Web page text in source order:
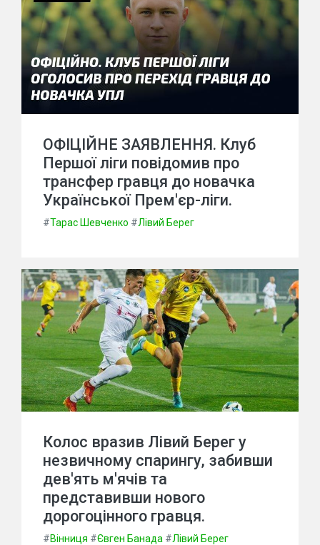
ОФІЦІЙНЕ ЗАЯВЛЕННЯ. Клуб
Першої ліги повідомив про
трансфер гравця до новачка
Української Прем'єр-ліги.
#Тарас Шевченко #Лівий Берег
Колос вразив Лівий Берег у
незвичному спарингу, забивши
дев'ять м'ячів та
представивши нового
дорогоцінного гравця.
#Вінниця #Євген Банада #Лівий Берег